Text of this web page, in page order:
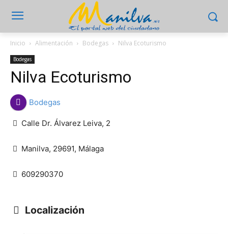
Inicio Alimentación Bodegas Nilva Ecoturismo
Bodegas
Nilva Ecoturismo
Bodegas
Calle Dr. Álvarez Leiva, 2
Manilva, 29691, Málaga
609290370
Localización